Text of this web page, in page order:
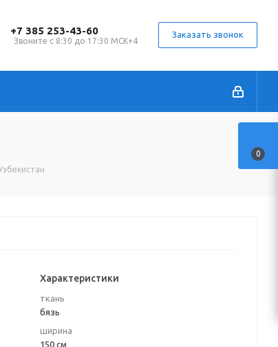
+7 385 253-43-60
Звоните с 8:30 до 17:30 МСК+4
Заказать звонок
Характеристики
ткань
бязь
ширина
150 см
0